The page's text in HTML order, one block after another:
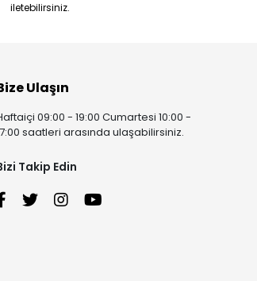
iletebilirsiniz.
Ulaşın
09:00 - 19:00 Cumartesi 10:00 -
saatleri arasında ulaşabilirsiniz.
Takip Edin